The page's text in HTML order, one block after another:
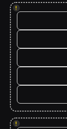
!
!